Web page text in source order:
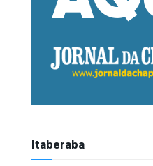
Itaberaba